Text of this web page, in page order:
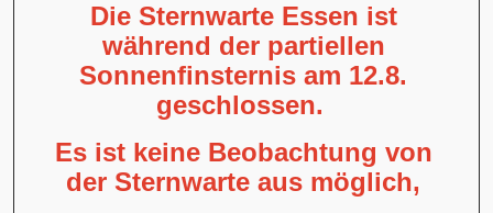
Die Sternwarte Essen ist
während der partiellen
Sonnenfinsternis am 12.8.
geschlossen.
Es ist keine Beobachtung von
der Sternwarte aus möglich,